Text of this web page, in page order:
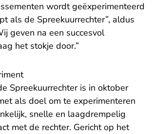
wordt geëxperimenteerd
als de Spreekuurrechter”, aldus
geven na een succesvol
het stokje door.”
Spreekuurrechter is in oktober
als doel om te experimenteren
snelle en laagdrempelig
met de rechter. Gericht op het